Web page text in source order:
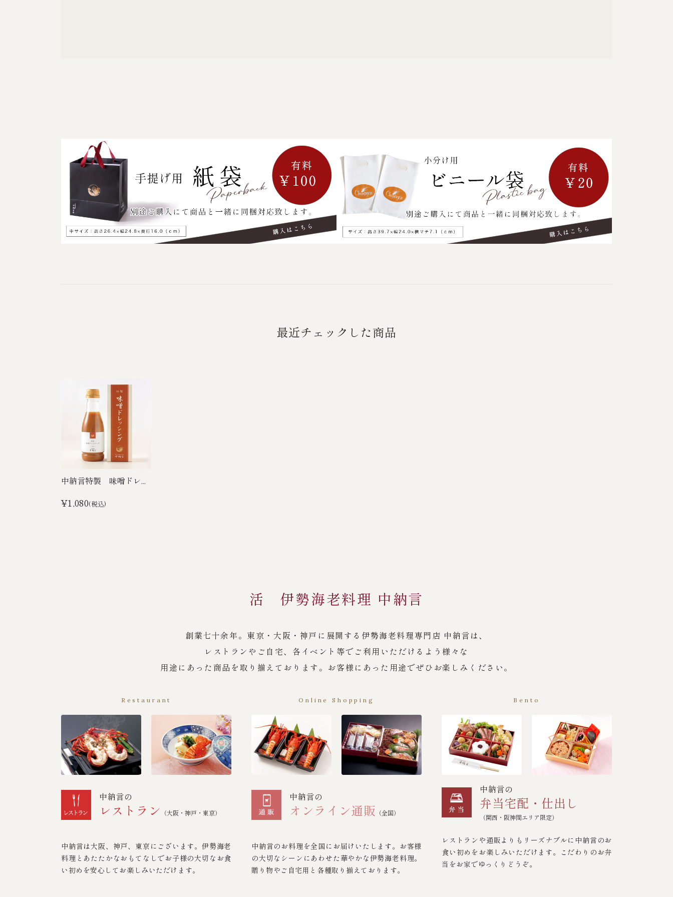
最近チェックした商品
中納言特製 味噌ドレ...
¥1,080(税込)
活 伊勢海老料理 中納言
創業七十余年。東京・大阪・神戸に展開する伊勢海老料理専門店 中納言は、
レストランやご自宅、各イベント等でご利用いただけるよう様々な
用途にあった商品を取り揃えております。お客様にあった用途でぜひお楽しみください。
Restaurant
中納言の
レストラン （大阪・神戸・東京）
中納言は大阪、神戸、東京にございます。伊勢海老
料理とあたたかなおもてなしでお子様の大切なお食
い初めを安心してお楽しみいただけます。
Online Shopping
中納言の
オンライン通販 （全国）
中納言のお料理を全国にお届けいたします。お客様
の大切なシーンにあわせた華やかな伊勢海老料理。
贈り物やご自宅用と各種取り揃えております。
Bento
中納言の
弁当宅配・仕出し
（関西・阪神間エリア限定）
レストランや通販よりもリーズナブルに中納言のお
食い初めをお楽しみいただけます。こだわりのお弁
当をお家でゆっくりどうぞ。